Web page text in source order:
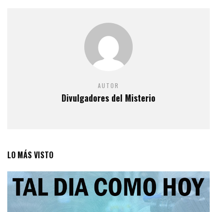
AUTOR
Divulgadores del Misterio
LO MÁS VISTO